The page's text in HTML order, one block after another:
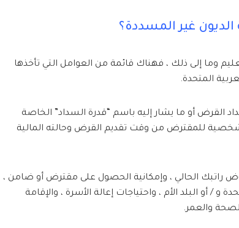
الديون غير المسددة؟
وما إلى ذلك ، فهناك قائمة من العوامل التي تأخذها
المتحدة.
القرض أو ما يشار إليه باسم “قدرة السداد” الخاصة
للمقترض من وقت تقديم القرض وحالته المالية
راتبك الحالي ، وإمكانية الحصول على مقترض أو ضامن ،
و / أو البلد الأم ، واحتياجات إعالة الأسرة ، والإقامة
والعمر.